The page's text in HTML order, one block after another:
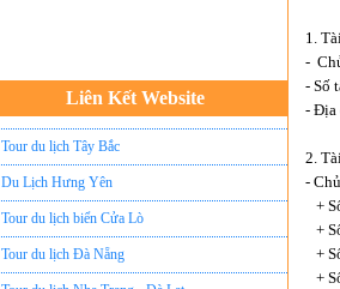
Liên Kết Website
Du lịch quốc tế Ánh Sao Mới
Tour du lịch Tây Bắc
Du Lịch Hưng Yên
Tour du lịch biển Cửa Lò
Tour du lịch Đà Nẵng
Tour du lịch Nha Trang - Đà Lạt
1.
-
- Số
- Địa
2.
-
+
+
+
+